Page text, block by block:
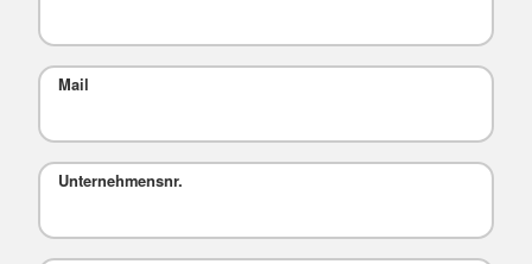
Mail
Unternehmensnr.